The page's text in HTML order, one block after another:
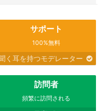
サポート
100%無料
く耳を持つモデレーター
訪問者
頻繁に訪問される